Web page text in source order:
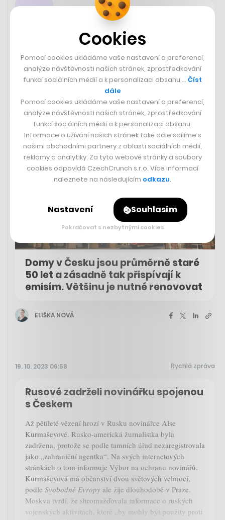
Newsletter
Sdílené zóny – Svět podle
Raye Dalia – Trable ve Wuders
Odebírat Reality Check
19. 10. 2023 07:33
Domy v Česku jsou průměrně staré
50 let a zásadně tak přispívají k
emisím. Většinu je nutné renovovat
ELIŠKA NOVÁ
19. 10. 2023 06:58 Rychlá zpráva
Rusové zadrželi novinářku spojenou
s Českem
Až pětileté vězení hrozí v Rusku novinářce Alse
Kurmaševové. Rusko-americká žurnalistka byla
zadržena, protože se podle tamních úřad nezaregistrovala
jako „zahraniční agentka“. Na svých internetových
stránkách o tom informuje Výbor na ochranu novinářů.
Kurmaševová má občanství dvou světových velmocí,
podle Svobodné Evropy ale žije dlouhodobě v Praze.
Moskva tvrdí, že shromažďovala informace o ruských
vojenských aktivitách, které „by mohly být použity proti
Cookies
Pomocí cookies ukládáme vaše nastavení a preferencí,
analýze návštěvnosti našich stránek, zprostředkování
funkcí sociálních médií a k personalizaci obsahu … Číst
dále
Pomocí cookies ukládáme vaše nastavení a preferencí,
analýze návštěvnosti našich stránek, zprostředkování
funkcí sociálních médií a k personalizaci obsahu.
Informace o užívání našich stránek také dále sdílíme s
našimi obchodními partnery z oblasti sociálních médií,
reklamy a analytiky. Za tyto webové stránky a soubory
cookies odpovídá CzechCrunch s.r.o. Více informací
naleznete na následujícím odkazu.
Nastavení Souhlasím
Pokračovat s nezbytnými cookies